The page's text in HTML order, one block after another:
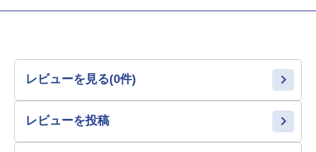
レビューを見る(0件)
レビューを投稿